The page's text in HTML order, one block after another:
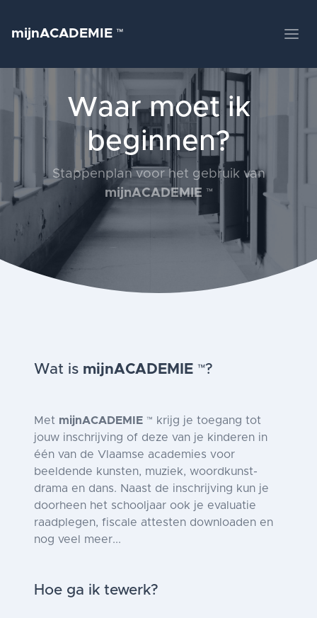
mijnACADEMIE ™
Waar moet ik
beginnen?
Stappenplan voor het gebruik van
mijnACADEMIE ™
Wat is mijnACADEMIE ™?
Met mijnACADEMIE ™ krijg je toegang tot
jouw inschrijving of deze van je kinderen in
één van de Vlaamse academies voor
beeldende kunsten, muziek, woordkunst-
drama en dans. Naast de inschrijving kun je
doorheen het schooljaar ook je evaluatie
raadplegen, fiscale attesten downloaden en
nog veel meer...
Hoe ga ik tewerk?